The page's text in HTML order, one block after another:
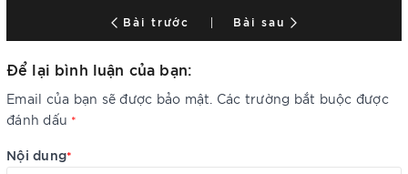
Bài trước Bài sau
Để lại bình luận của bạn:
Email của bạn sẽ được bảo mật. Các trường bắt buộc được
đánh dấu *
Nội dung*